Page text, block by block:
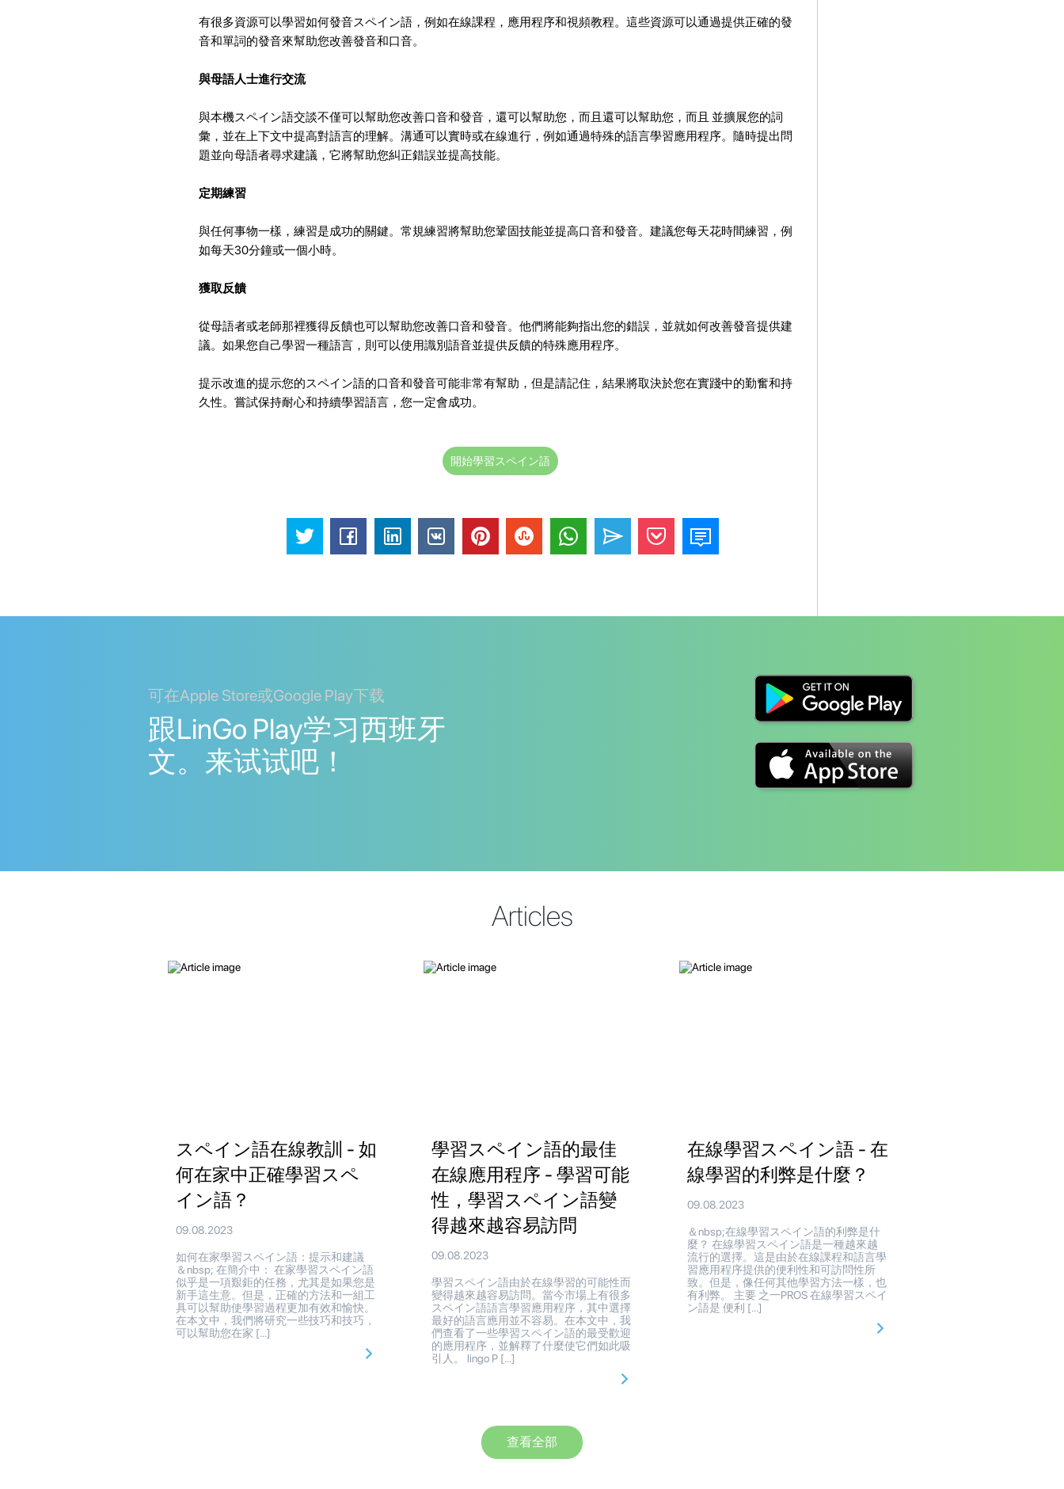
有很多資源可以學習如何發音スペイン語，例如在線課程，應用程序和視頻教程。這些資源可以通過提供正確的發
音和單詞的發音來幫助您改善發音和口音。
與母語人士進行交流
與本機スペイン語交談不僅可以幫助您改善口音和發音，還可以幫助您，而且還可以幫助您，而且 並擴展您的詞
彙，並在上下文中提高對語言的理解。溝通可以實時或在線進行，例如通過特殊的語言學習應用程序。隨時提出問
題並向母語者尋求建議，它將幫助您糾正錯誤並提高技能。
定期練習
與任何事物一樣，練習是成功的關鍵。常規練習將幫助您鞏固技能並提高口音和發音。建議您每天花時間練習，例
如每天30分鐘或一個小時。
獲取反饋
從母語者或老師那裡獲得反饋也可以幫助您改善口音和發音。他們將能夠指出您的錯誤，並就如何改善發音提供建
議。如果您自己學習一種語言，則可以使用識別語音並提供反饋的特殊應用程序。
提示改進的提示您的スペイン語的口音和發音可能非常有幫助，但是請記住，結果將取決於您在實踐中的勤奮和持
久性。嘗試保持耐心和持續學習語言，您一定會成功。
開始學習スペイン語
可在Apple Store或Google Play下载
跟LinGo Play学习西班牙
文。来试试吧！
Articles
スペイン語在線教訓 - 如
何在家中正確學習スペ
イン語？
09.08.2023
如何在家學習スペイン語：提示和建議
＆nbsp; 在簡介中： 在家學習スペイン語
似乎是一項艱鉅的任務，尤其是如果您是
新手這生意。但是，正確的方法和一組工
具可以幫助使學習過程更加有效和愉快。
在本文中，我們將研究一些技巧和技巧，
可以幫助您在家 […]
學習スペイン語的最佳
在線應用程序 - 學習可能
性，學習スペイン語變
得越來越容易訪問
09.08.2023
學習スペイン語由於在線學習的可能性而
變得越來越容易訪問。當今市場上有很多
スペイン語語言學習應用程序，其中選擇
最好的語言應用並不容易。在本文中，我
們查看了一些學習スペイン語的最受歡迎
的應用程序，並解釋了什麼使它們如此吸
引人。 lingo P […]
在線學習スペイン語 - 在
線學習的利弊是什麼？
09.08.2023
＆nbsp;在線學習スペイン語的利弊是什
麼？ 在線學習スペイン語是一種越來越
流行的選擇。這是由於在線課程和語言學
習應用程序提供的便利性和可訪問性所
致。但是，像任何其他學習方法一樣，也
有利弊。 主要 之一PROS 在線學習スペイ
ン語是 便利 […]
查看全部